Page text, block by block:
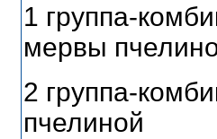
1 группа-
мервы
2 группа-
пчелиной